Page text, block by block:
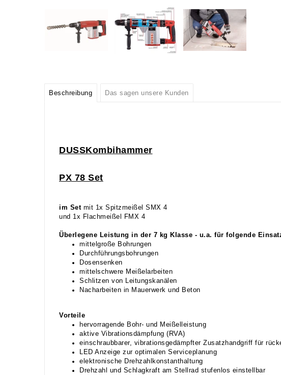
Beschreibung Das sagen unsere Kunden
DUSSKombihammer
PX 78 Set
im Set mit 1x Spitzmeißel SMX 4
und 1x Flachmeißel FMX 4
Überlegene Leistung in der 7 kg Klasse - u.a. für folgende
mittelgroße Bohrungen
Durchführungsbohrungen
Dosensenken
mittelschwere Meißelarbeiten
Schlitzen von Leitungskanälen
Nacharbeiten in Mauerwerk und Beton
Vorteile
hervorragende Bohr- und Meißelleistung
aktive Vibrationsdämpfung (RVA)
einschraubbarer, vibrationsgedämpfter Zusatzhandgriff für
LED Anzeige zur optimalen Serviceplanung
elektronische Drehzahlkonstanthaltung
Drehzahl und Schlagkraft am Stellrad stufenlos einstellbar